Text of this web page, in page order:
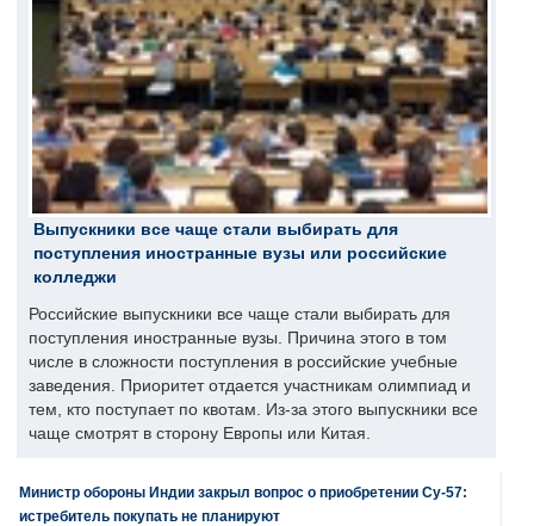
Выпускники все чаще стали выбирать для
поступления иностранные вузы или российские
колледжи
Российские выпускники все чаще стали выбирать для
поступления иностранные вузы. Причина этого в том
числе в сложности поступления в российские учебные
заведения. Приоритет отдается участникам олимпиад и
тем, кто поступает по квотам. Из-за этого выпускники все
чаще смотрят в сторону Европы или Китая.
Министр обороны Индии закрыл вопрос о приобретении Су-57:
истребитель покупать не планируют